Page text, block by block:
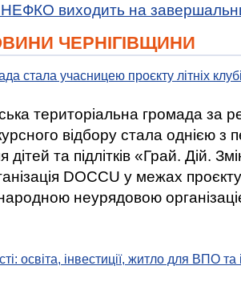
НЕФКО виходить на
ЧЕРНІГІВЩИНИ
стала учасницею проєкту літніх
територіальна громада за
відбору стала однією
дітей та підлітків «Грай. Дій.
DOCCU у межах
неурядовою
освіта, інвестиції, житло для ВПО